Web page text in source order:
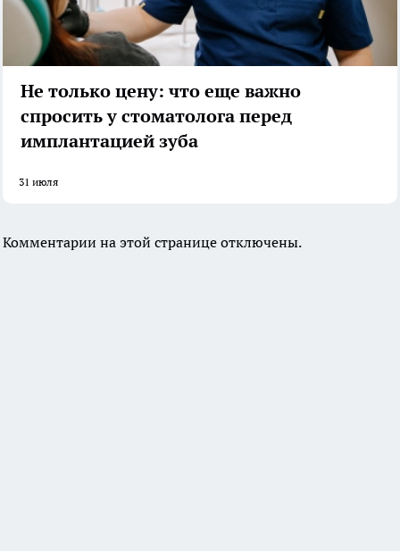
Не только цену: что еще важно
спросить у стоматолога перед
имплантацией зуба
31 июля
Комментарии на этой странице отключены.